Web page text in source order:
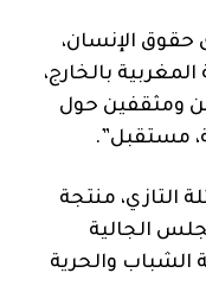
حقوق الإنسان،
بالخارج،
ومثقفين حول
مستقبل”.
التازي، منتجة
الجالية
الشباب والحرية